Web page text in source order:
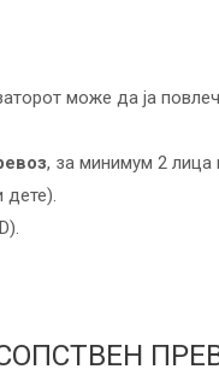
може да ја
, за минимум 2 лица
дете).